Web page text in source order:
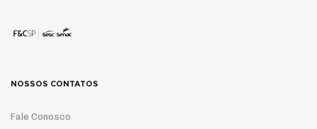
NOSSOS CONTATOS
Fale Conosco